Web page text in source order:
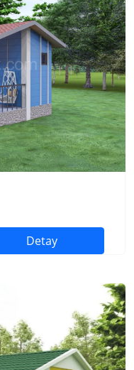
Detay